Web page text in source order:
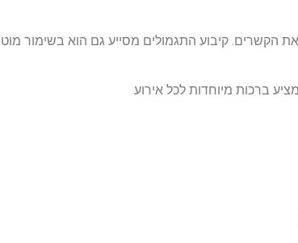
קיבוע התגמולים מסייע גם הוא בשימור
ברכות מיוחדות לכל אירוע